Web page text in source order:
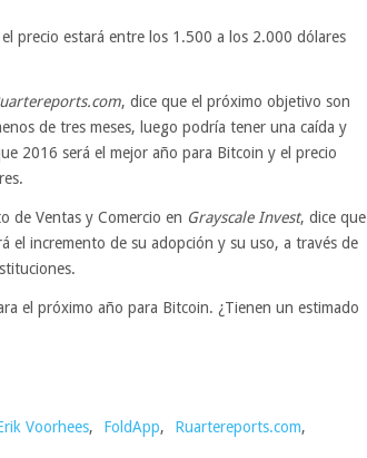
precio estará entre los 1.500 a los 2.000 dólares
, dice que el próximo objetivo son
de tres meses, luego podría tener una caída y
2016 será el mejor año para Bitcoin y el precio
de Ventas y Comercio en Grayscale Invest, dice que
el incremento de su adopción y su uso, a través de
el próximo año para Bitcoin. ¿Tienen un estimado
Voorhees, FoldApp, Ruartereports.com,